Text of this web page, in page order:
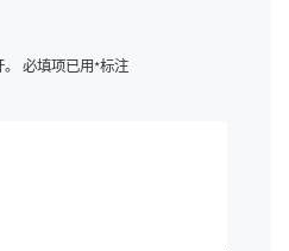
必填项已用*标注